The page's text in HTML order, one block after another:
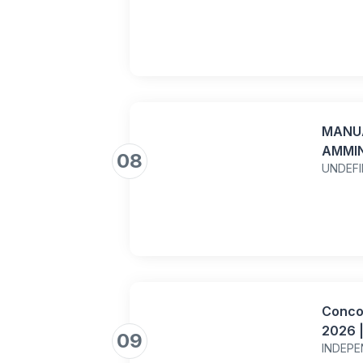
08
09
2026